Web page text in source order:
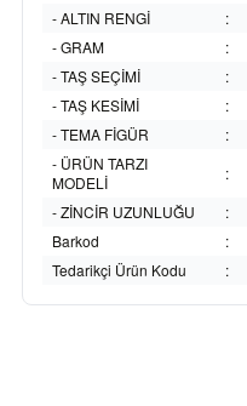
- ALTIN RENGİ
:
- GRAM
:
- TAŞ SEÇİMİ
:
- TAŞ KESİMİ
:
- TEMA FİGÜR
:
- ÜRÜN TARZI
MODELİ
:
- ZİNCİR UZUNLUĞU
:
Barkod
:
Tedarikçi Ürün Kodu
: